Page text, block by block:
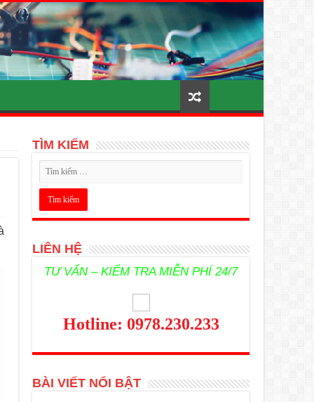
TÌM KIẾM
LIÊN HỆ
TƯ VẤN – KIỂM TRA MIỄN PHÍ 24/7
Hotline: 0978.230.233
BÀI VIẾT NỔI BẬT